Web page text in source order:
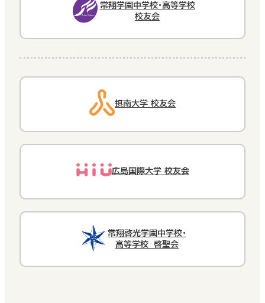
常翔学園中学校・高等学校
校友会
摂南大学 校友会
広島国際大学 校友会
常翔啓光学園中学校・
高等学校 啓聖会